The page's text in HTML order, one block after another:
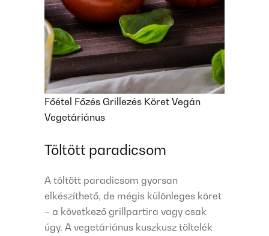
Főétel Főzés Grillezés Köret Vegán
Vegetáriánus
Töltött paradicsom
A töltött paradicsom gyorsan
elkészíthető, de mégis különleges köret
– a következő grillpartira vagy csak
úgy. A vegetáriánus kuszkusz töltelék